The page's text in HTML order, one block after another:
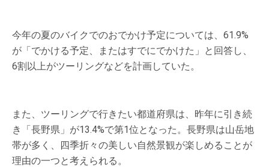
今年の夏のバイクでのおでかけ予定については、61.9%
が「でかける予定、またはすでにでかけた」と回答し、
6割以上がツーリングなどを計画していた。
また、ツーリングで行きたい都道府県は、昨年に引き続
き「長野県」が13.4%で第1位となった。長野県は山岳地
帯が多く、四季折々の美しい自然景観が楽しめることが
理由の一つと考えられる。